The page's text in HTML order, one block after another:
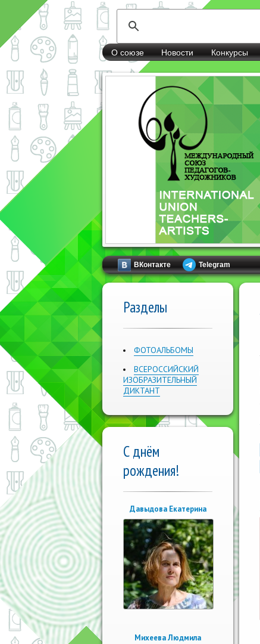
О союзе Новости Конкурсы
ВКонтакте Telegram
Разделы
ФОТОАЛЬБОМЫ
ВСЕРОССИЙСКИЙ
ИЗОБРАЗИТЕЛЬНЫЙ
ДИКТАНТ
С днём
рождения!
Давыдова Екатерина
Михеева Людмила